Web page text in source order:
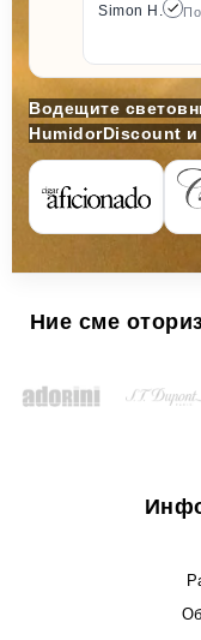
Simon H.
Водещите
HumidorDiscount
Ние сме